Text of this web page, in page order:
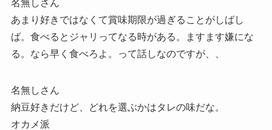
名無しさん
あまり好きではなくて賞味期限が過ぎることがしばし
ば。食べるとジャリってなる時がある。ますます嫌にな
る。なら早く食べろよ。って話しなのですが、、
名無しさん
納豆好きだけど、どれを選ぶかはタレの味だな。
オカメ派